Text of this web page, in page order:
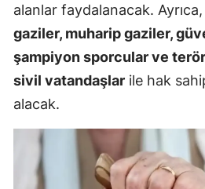
alanlar faydalanacak. Ayrıca,
gaziler, muharip gaziler,
şampiyon sporcular ve
sivil vatandaşlar ile hak
alacak.